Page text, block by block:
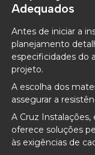
Adequados
Antes de iniciar a
planejamento
especificidades do
projeto.
A escolha dos
assegurar a
A Cruz
oferece soluções
às exigências de